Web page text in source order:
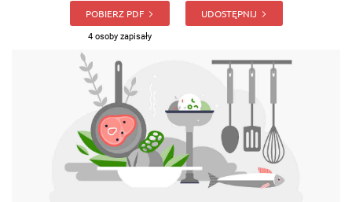
POBIERZ PDF
4 osoby zapisały
UDOSTĘPNIJ